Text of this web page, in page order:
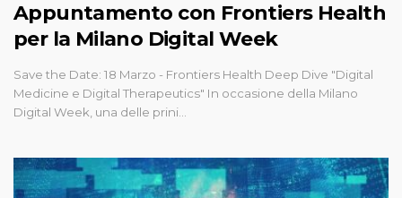
Appuntamento con Frontiers Health
per la Milano Digital Week
Save the Date: 18 Marzo - Frontiers Health Deep Dive "Digital
Medicine e Digital Therapeutics" In occasione della Milano
Digital Week, una delle prini…